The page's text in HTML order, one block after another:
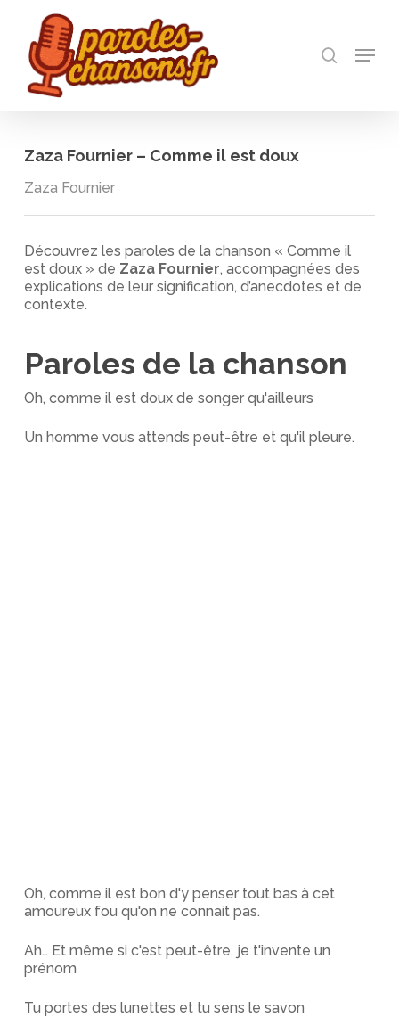
main
content
Menu
Zaza Fournier – Comme il est doux
Zaza Fournier
Découvrez les paroles de la chanson « Comme il
est doux » de Zaza Fournier, accompagnées des
explications de leur signification, d’anecdotes et de
contexte.
Paroles de la chanson
Oh, comme il est doux de songer qu'ailleurs
Un homme vous attends peut-être et qu'il pleure.
Oh, comme il est bon d'y penser tout bas à cet
amoureux fou qu'on ne connait pas.
Ah… Et même si c'est peut-être, je t'invente un
prénom
Tu portes des lunettes et tu sens le savon
Close